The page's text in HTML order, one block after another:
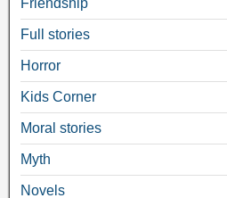
Friendship
Full stories
Horror
Kids Corner
Moral stories
Myth
Novels